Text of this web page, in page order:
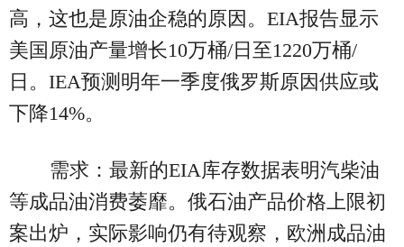
高，这也是原油企稳的原因。EIA报告显示
美国原油产量增长10万桶/日至1220万桶/
日。IEA预测明年一季度俄罗斯原因供应或
下降14%。
需求：最新的EIA库存数据表明汽柴油
等成品油消费萎靡。俄石油产品价格上限初
案出炉，实际影响仍有待观察，欧洲成品油